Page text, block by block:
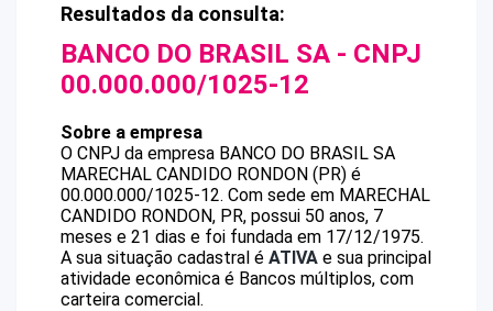
Resultados da consulta:
BANCO DO BRASIL SA - CNPJ
00.000.000/1025-12
Sobre a empresa
O CNPJ da empresa BANCO DO BRASIL SA
MARECHAL CANDIDO RONDON (PR) é
00.000.000/1025-12. Com sede em MARECHAL
CANDIDO RONDON, PR, possui 50 anos, 7
meses e 21 dias e foi fundada em 17/12/1975.
A sua situação cadastral é ATIVA e sua principal
atividade econômica é Bancos múltiplos, com
carteira comercial.